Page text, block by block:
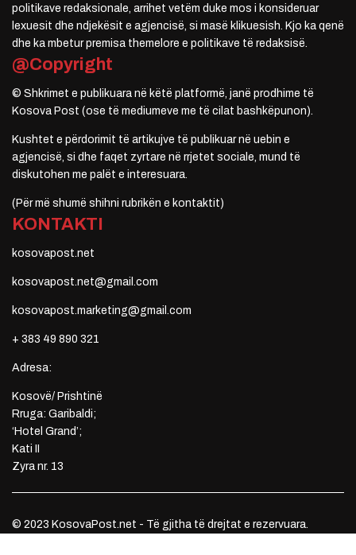
politikave redaksionale, arrihet vetëm duke mos i konsideruar
lexuesit dhe ndjekësit e agjencisë, si masë klikuesish. Kjo ka qenë
dhe ka mbetur premisa themelore e politikave të redaksisë.
@Copyright
© Shkrimet e publikuara në këtë platformë, janë prodhime të
Kosova Post (ose të mediumeve me të cilat bashkëpunon).
Kushtet e përdorimit të artikujve të publikuar në uebin e
agjencisë, si dhe faqet zyrtare në rrjetet sociale, mund të
diskutohen me palët e interesuara.
(Për më shumë shihni rubrikën e kontaktit)
KONTAKTI
kosovapost.net
kosovapost.net@gmail.com
kosovapost.marketing@gmail.com
+ 383 49 890 321
Adresa:
Kosovë/ Prishtinë
Rruga: Garibaldi;
‘Hotel Grand’;
Kati II
Zyra nr. 13
© 2023 KosovaPost.net - Të gjitha të drejtat e rezervuara.